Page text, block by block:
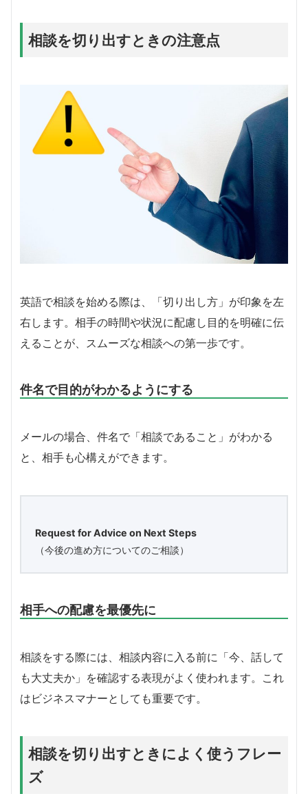
相談を切り出すときの注意点
英語で相談を始める際は、「切り出し方」が印象を左
右します。相手の時間や状況に配慮し目的を明確に伝
えることが、スムーズな相談への第一歩です。
件名で目的がわかるようにする
メールの場合、件名で「相談であること」がわかる
と、相手も心構えができます。
Request for Advice on Next Steps
（今後の進め方についてのご相談）
相手への配慮を最優先に
相談をする際には、相談内容に入る前に「今、話して
も大丈夫か」を確認する表現がよく使われます。これ
はビジネスマナーとしても重要です。
相談を切り出すときによく使うフレー
ズ